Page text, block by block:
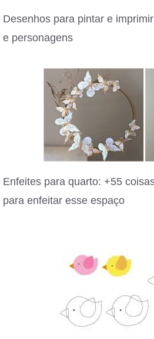
Desenhos para pintar e
e personagens
Enfeites para quarto: +55
para enfeitar esse espaço